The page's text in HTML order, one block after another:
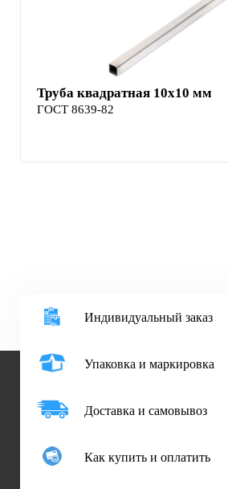
Труба квадратная 10х10 мм
ГОСТ 8639-82
Индивидуальный заказ
Упаковка и маркировка
Доставка и самовывоз
Как купить и оплатить